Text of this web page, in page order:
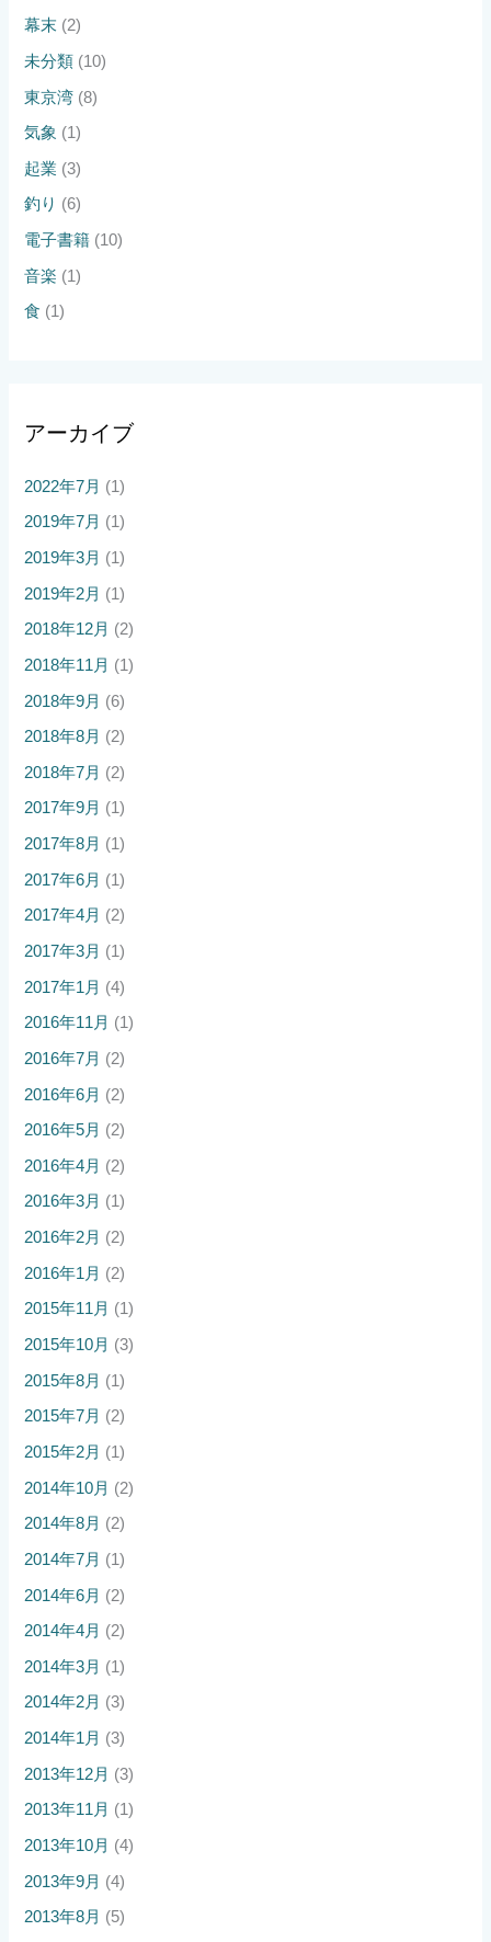
幕末 (2)
未分類 (10)
東京湾 (8)
気象 (1)
起業 (3)
釣り (6)
電子書籍 (10)
音楽 (1)
食 (1)
アーカイブ
2022年7月 (1)
2019年7月 (1)
2019年3月 (1)
2019年2月 (1)
2018年12月 (2)
2018年11月 (1)
2018年9月 (6)
2018年8月 (2)
2018年7月 (2)
2017年9月 (1)
2017年8月 (1)
2017年6月 (1)
2017年4月 (2)
2017年3月 (1)
2017年1月 (4)
2016年11月 (1)
2016年7月 (2)
2016年6月 (2)
2016年5月 (2)
2016年4月 (2)
2016年3月 (1)
2016年2月 (2)
2016年1月 (2)
2015年11月 (1)
2015年10月 (3)
2015年8月 (1)
2015年7月 (2)
2015年2月 (1)
2014年10月 (2)
2014年8月 (2)
2014年7月 (1)
2014年6月 (2)
2014年4月 (2)
2014年3月 (1)
2014年2月 (3)
2014年1月 (3)
2013年12月 (3)
2013年11月 (1)
2013年10月 (4)
2013年9月 (4)
2013年8月 (5)